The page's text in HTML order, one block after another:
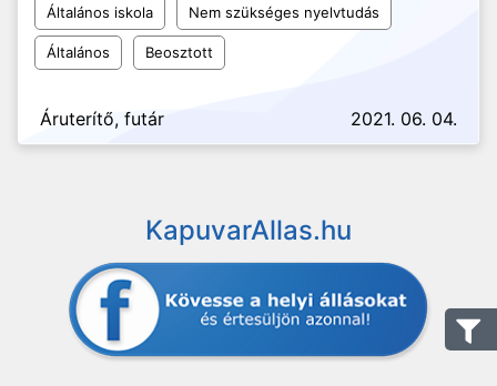
Általános iskola Nem szükséges nyelvtudás
Általános Beosztott
Áruterítő, futár 2021. 06. 04.
KapuvarAllas.hu